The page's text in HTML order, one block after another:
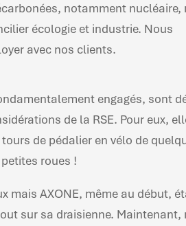
notamment nucléaire,
écologie et industrie. Nous
avec nos clients.
engagés, sont
de la RSE. Pour eux,
de pédalier en vélo de
roues !
mais AXONE, même au début,
sur sa draisienne. Maintenant,